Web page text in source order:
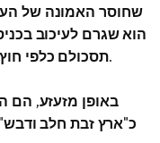
שחוסר האמונה של
הוא שגרם לעיכוב
תסכולם כלפי חוץ, במקום לקבל את חלקם בעיכוב.
באופן מזעזע, הם
כ"ארץ זבת חלב